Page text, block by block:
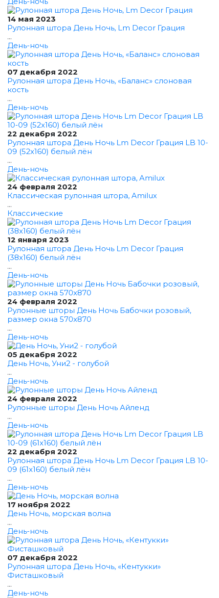
14 мая 2023
Рулонная штора День Ночь, Lm Decor Грация
...
День-ночь
07 декабря 2022
Рулонная штора День Ночь, «Баланс» слоновая
кость
...
День-ночь
22 декабря 2022
Рулонная штора День Ночь Lm Decor Грация LB 10-
09 (52x160) белый лён
...
День-ночь
24 февраля 2022
Классическая рулонная штора, Amilux
...
Классические
12 января 2023
Рулонная штора День Ночь Lm Decor Грация
(38x160) белый лён
...
День-ночь
24 февраля 2022
Рулонные шторы День Ночь Бабочки розовый,
размер окна 570x870
...
День-ночь
05 декабря 2022
День Ночь, Уни2 - голубой
...
День-ночь
24 февраля 2022
Рулонные шторы День Ночь Айленд
...
День-ночь
22 декабря 2022
Рулонная штора День Ночь Lm Decor Грация LB 10-
09 (61x160) белый лён
...
День-ночь
17 ноября 2022
День Ночь, морская волна
...
День-ночь
07 декабря 2022
Рулонная штора День Ночь, «Кентукки»
Фисташковый
...
День-ночь